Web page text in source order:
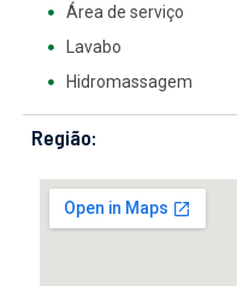
Área de serviço
Lavabo
Hidromassagem
Região: